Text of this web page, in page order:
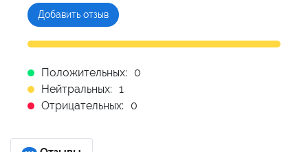
Добавить отзыв
Положительных:
0
Нейтральных: 1
Отрицательных:
0